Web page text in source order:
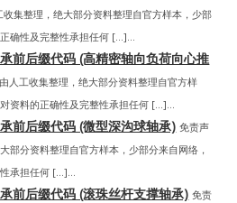
集整理，绝大部分资料整理自官方样本，少部
确性及完整性承担任何 […]...
前后缀代码 (高精密轴向负荷向心推
人工收集整理，绝大部分资料整理自官方样
资料的正确性及完整性承担任何 […]...
前后缀代码 (微型深沟球轴承) 免责声
部分资料整理自官方样本，少部分来自网络，
承担任何 […]...
前后缀代码 (滚珠丝杆支撑轴承) 免责